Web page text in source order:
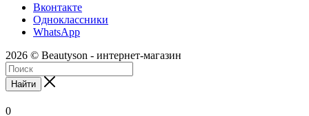
Вконтакте
Одноклассники
WhatsApp
2026 © Beautyson - интернет-магазин
Найти
0